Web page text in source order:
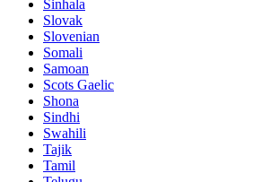
Sinhala
Slovak
Slovenian
Somali
Samoan
Scots Gaelic
Shona
Sindhi
Swahili
Tajik
Tamil